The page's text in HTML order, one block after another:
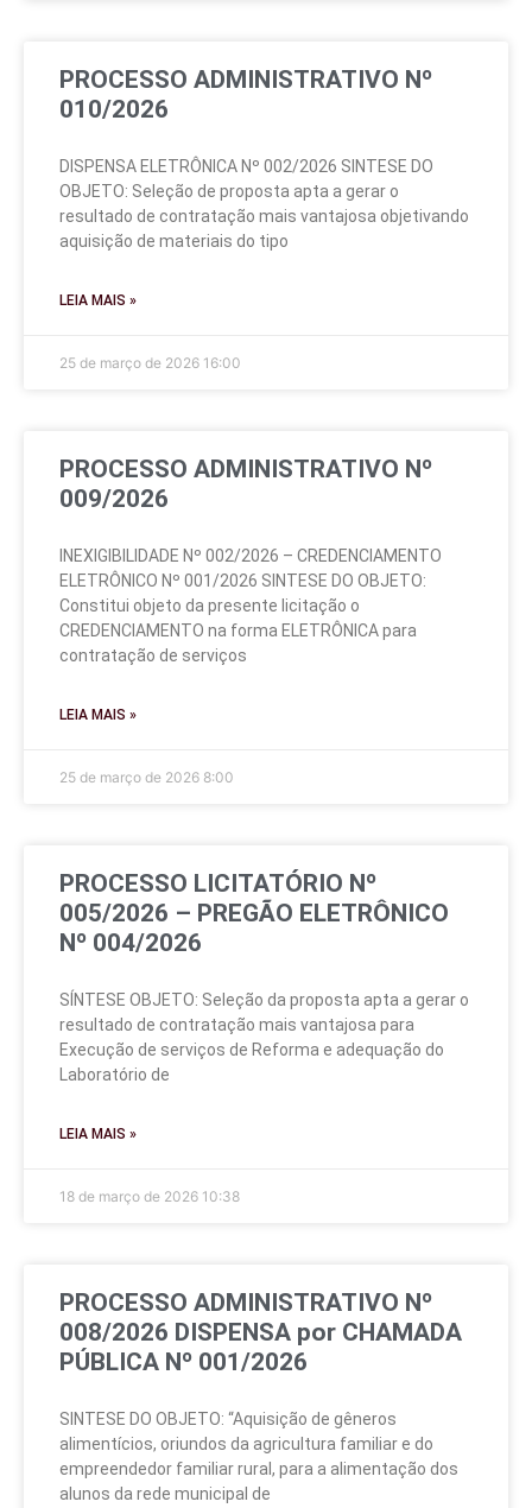
PROCESSO ADMINISTRATIVO Nº
010/2026
DISPENSA ELETRÔNICA Nº 002/2026 SINTESE DO
OBJETO: Seleção de proposta apta a gerar o
resultado de contratação mais vantajosa objetivando
aquisição de materiais do tipo
LEIA MAIS »
25 de março de 2026 16:00
PROCESSO ADMINISTRATIVO Nº
009/2026
INEXIGIBILIDADE Nº 002/2026 – CREDENCIAMENTO
ELETRÔNICO Nº 001/2026 SINTESE DO OBJETO:
Constitui objeto da presente licitação o
CREDENCIAMENTO na forma ELETRÔNICA para
contratação de serviços
LEIA MAIS »
25 de março de 2026 8:00
PROCESSO LICITATÓRIO Nº
005/2026 – PREGÃO ELETRÔNICO
Nº 004/2026
SÍNTESE OBJETO: Seleção da proposta apta a gerar o
resultado de contratação mais vantajosa para
Execução de serviços de Reforma e adequação do
Laboratório de
LEIA MAIS »
18 de março de 2026 10:38
PROCESSO ADMINISTRATIVO Nº
008/2026 DISPENSA por CHAMADA
PÚBLICA Nº 001/2026
SINTESE DO OBJETO: “Aquisição de gêneros
alimentícios, oriundos da agricultura familiar e do
empreendedor familiar rural, para a alimentação dos
alunos da rede municipal de